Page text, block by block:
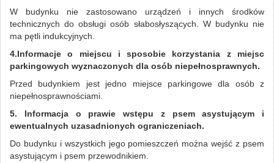
W budynku nie zastosowano urządzeń i innych środków
technicznych do obsługi osób słabosłyszących. W budynku nie
ma pętli indukcyjnych.
4.Informacje o miejscu i sposobie korzystania z miejsc
parkingowych wyznaczonych dla osób niepełnosprawnych.
Przed budynkiem jest jedno miejsce parkingowe dla osób z
niepełnosprawnościami.
5. Informacja o prawie wstępu z psem asystującym i
ewentualnych uzasadnionych ograniczeniach.
Do budynku i wszystkich jego pomieszczeń można wejść z psem
asystującym i psem przewodnikiem.